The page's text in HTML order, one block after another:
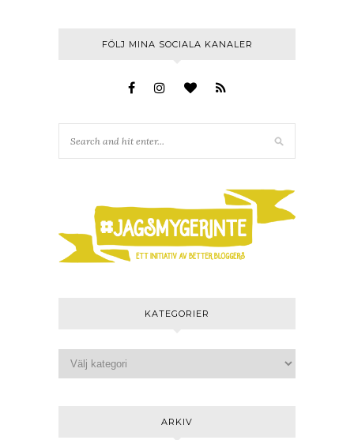
FÖLJ MINA SOCIALA KANALER
KATEGORIER
ARKIV